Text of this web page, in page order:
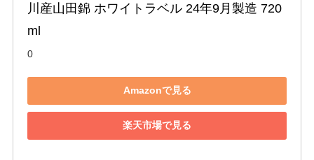
川産山田錦 ホワイトラベル 24年9月製造 720
ml
0
Amazonで見る
楽天市場で見る